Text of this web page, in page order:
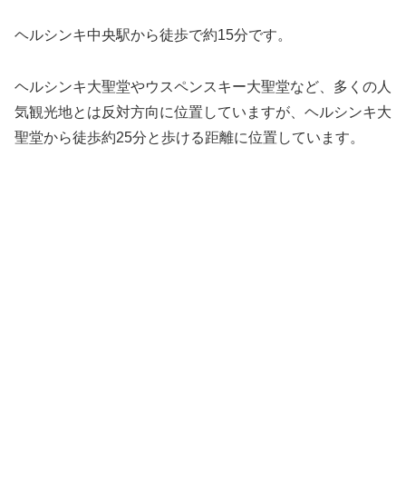
ヘルシンキ中央駅から徒歩で約15分です。
ヘルシンキ大聖堂やウスペンスキー大聖堂など、多くの人
気観光地とは反対方向に位置していますが、ヘルシンキ大
聖堂から徒歩約25分と歩ける距離に位置しています。